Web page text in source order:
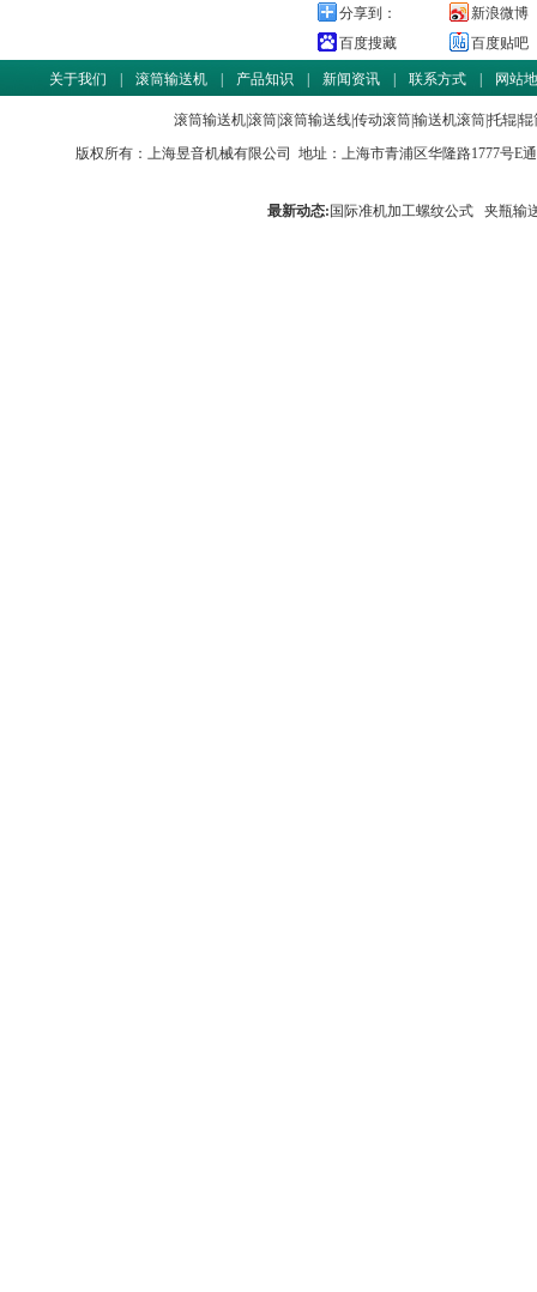
分享到：
新浪微博
百度搜藏
百度贴吧
关于我们 滚筒输送机 产品知识 新闻资讯 联系方式 网站
滚筒输送机|滚筒|滚筒输送线|传动滚筒|输送机滚筒|托辊|辊
版权所有： 上海昱音机械有限公司 地址：上海市青浦区华隆路1777号E
最新动态: 国际准机加工螺纹公式 夹瓶输